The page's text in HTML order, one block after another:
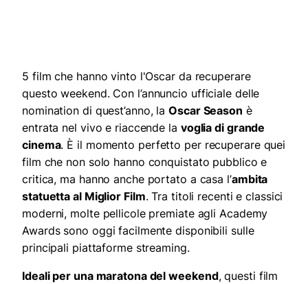
5 film che hanno vinto l'Oscar da recuperare
questo weekend. Con l’annuncio ufficiale delle
nomination di quest’anno, laOscar Season è
entrata nel vivo e riaccende la voglia di grande
cinema. È il momento perfetto per recuperare quei
film che non solo hanno conquistato pubblico e
critica, ma hanno anche portato a casa l’ambita
statuetta al Miglior Film. Tra titoli recenti e classici
moderni, molte pellicole premiate agli Academy
Awards sono oggi facilmente disponibili sulle
principali piattaforme streaming.
Ideali per una maratona del weekend, questi film